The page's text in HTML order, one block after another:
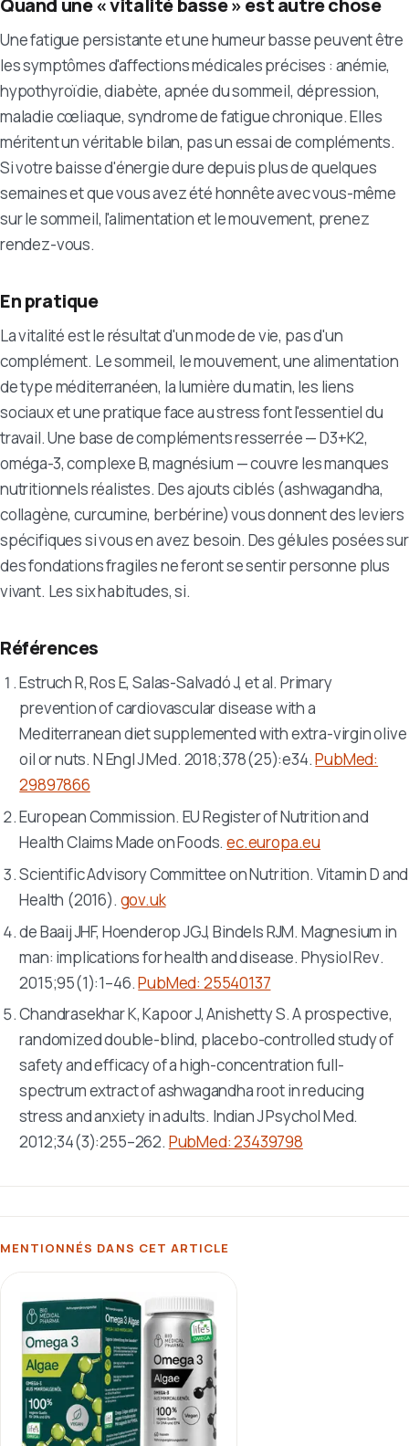
Quand une « vitalité basse » est autre chose
Une fatigue persistante et une humeur basse peuvent être
les symptômes d'affections médicales précises : anémie,
hypothyroïdie, diabète, apnée du sommeil, dépression,
maladie cœliaque, syndrome de fatigue chronique. Elles
méritent un véritable bilan, pas un essai de compléments.
Si votre baisse d'énergie dure depuis plus de quelques
semaines et que vous avez été honnête avec vous-même
sur le sommeil, l'alimentation et le mouvement, prenez
rendez-vous.
En pratique
La vitalité est le résultat d'un mode de vie, pas d'un
complément. Le sommeil, le mouvement, une alimentation
de type méditerranéen, la lumière du matin, les liens
sociaux et une pratique face au stress font l'essentiel du
travail. Une base de compléments resserrée — D3+K2,
oméga-3, complexe B, magnésium — couvre les manques
nutritionnels réalistes. Des ajouts ciblés (ashwagandha,
collagène, curcumine, berbérine) vous donnent des leviers
spécifiques si vous en avez besoin. Des gélules posées sur
des fondations fragiles ne feront se sentir personne plus
vivant. Les six habitudes, si.
Références
Estruch R, Ros E, Salas-Salvadó J, et al. Primary
prevention of cardiovascular disease with a
Mediterranean diet supplemented with extra-virgin olive
oil or nuts. N Engl J Med. 2018;378(25):e34.PubMed:
29897866
European Commission. EU Register of Nutrition and
Health Claims Made on Foods.ec.europa.eu
Scientific Advisory Committee on Nutrition. Vitamin D and
Health (2016). gov.uk
de Baaij JHF, Hoenderop JGJ, Bindels RJM. Magnesium in
man: implications for health and disease. Physiol Rev.
2015;95(1):1–46.PubMed: 25540137
Chandrasekhar K, Kapoor J, Anishetty S. A prospective,
randomized double-blind, placebo-controlled study of
safety and efficacy of a high-concentration full-
spectrum extract of ashwagandha root in reducing
stress and anxiety in adults. Indian J Psychol Med.
2012;34(3):255–262. PubMed: 23439798
MENTIONNÉS DANS CET ARTICLE